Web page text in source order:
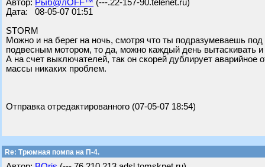
Автор: Рыб@лOFF™ (---.22-157-90.telenet.ru)
Дата: 08-05-07 01:51
STORM
Можно и на берег на ночь, смотря что ты подразумеваешь
подвесным мотором, то да, можно каждый день вытаскивать и
А на счет выключателей, так он скорей дублирует
массы никаких проблем.
Отправка отредактированного (07-05-07 18:54)
Re: Трюмная помпа на П-4.